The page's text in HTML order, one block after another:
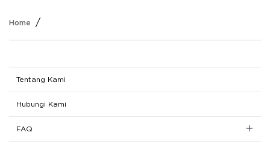
Home /
Tentang Kami
Hubungi Kami
FAQ